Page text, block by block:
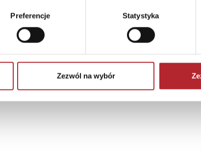
Preferencje Statystyka
Zezwól na wybór